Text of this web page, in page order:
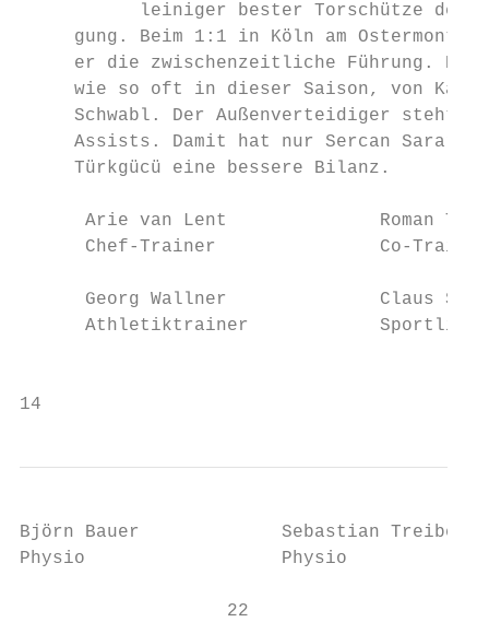
leiniger bester Torschütze der
gung. Beim 1:1 in Köln am Ostermontag
er die zwischenzeitliche Führung. Die
wie so oft in dieser Saison, von
Schwabl. Der Außenverteidiger steht
Assists. Damit hat nur Sercan Sararer
     Türkgücü eine bessere Bilanz.
Arie van Lent              Roman
Chef-Trainer               Co-
Georg Wallner              Claus
Athletiktrainer
14
Björn Bauer             Sebastian Treiber
Physio                  Physio
22